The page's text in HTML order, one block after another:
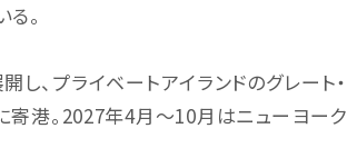
。
、プライベートアイランドのグレート・
に寄港。2027年4月〜10月はニューヨーク